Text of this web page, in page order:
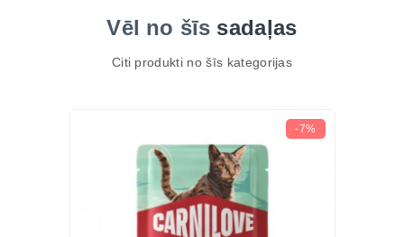
Vēl no šīs sadaļas
Citi produkti no šīs kategorijas
-7%